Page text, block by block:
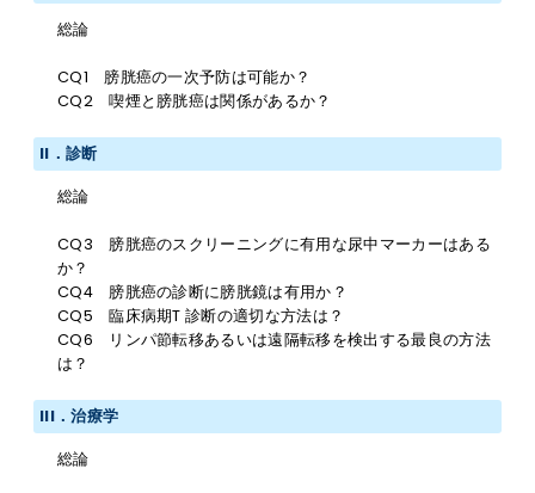
総論
CQ1 膀胱癌の一次予防は可能か？
CQ2 喫煙と膀胱癌は関係があるか？
II．診断
総論
CQ3 膀胱癌のスクリーニングに有用な尿中マーカーはある
か？
CQ4 膀胱癌の診断に膀胱鏡は有用か？
CQ5 臨床病期T 診断の適切な方法は？
CQ6 リンパ節転移あるいは遠隔転移を検出する最良の方法
は？
III．治療学
総論